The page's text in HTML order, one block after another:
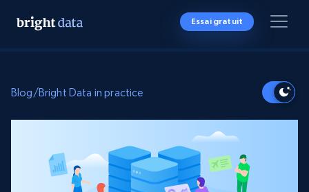
Essai gratuit
Blog/Bright Data in practice